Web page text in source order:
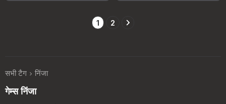
1 2
सभी टैग निंजा
गेम्स निंजा